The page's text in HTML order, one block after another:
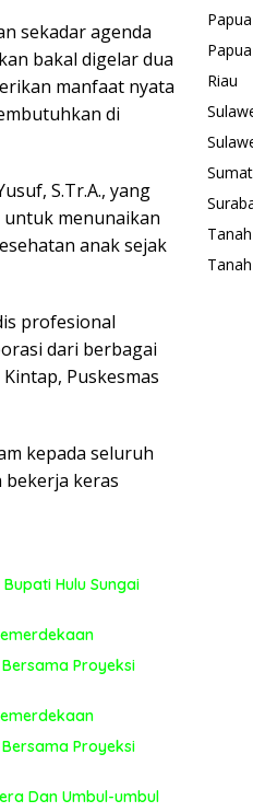
sekadar agenda
bakal digelar dua
manfaat nyata
di
S.Tr.A., yang
untuk menunaikan
anak sejak
profesional
dari berbagai
Puskesmas
kepada seluruh
bekerja keras
Hulu Sungai
Proyeksi
Proyeksi
Dan Umbul-umbul
Riau